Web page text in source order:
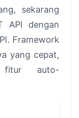
sekarang
API dengan
Framework
yang cepat,
auto-